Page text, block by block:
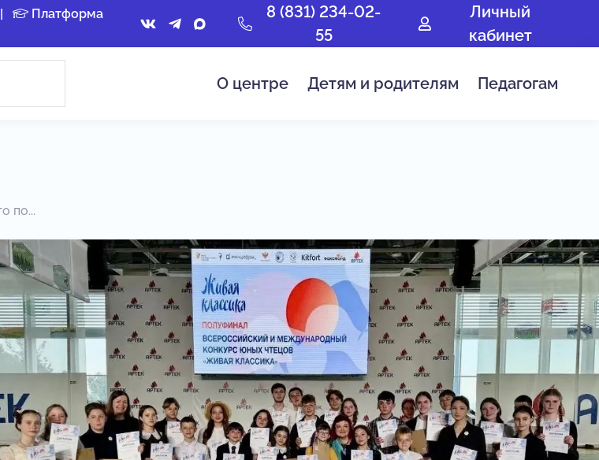
Платформа
8 (831) 234-02-
55
Личный
кабинет
О центре Детям и родителям Педагогам
по...